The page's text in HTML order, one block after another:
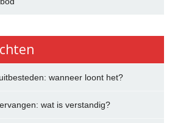
wanneer loont het?
wat is verstandig?